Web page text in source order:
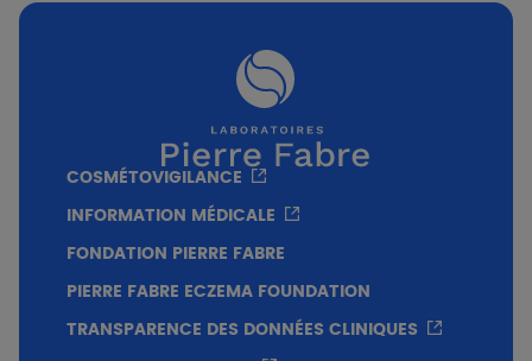
COSMÉTOVIGILANCE
INFORMATION MÉDICALE
FONDATION PIERRE FABRE
PIERRE FABRE ECZEMA FOUNDATION
TRANSPARENCE DES DONNÉES CLINIQUES